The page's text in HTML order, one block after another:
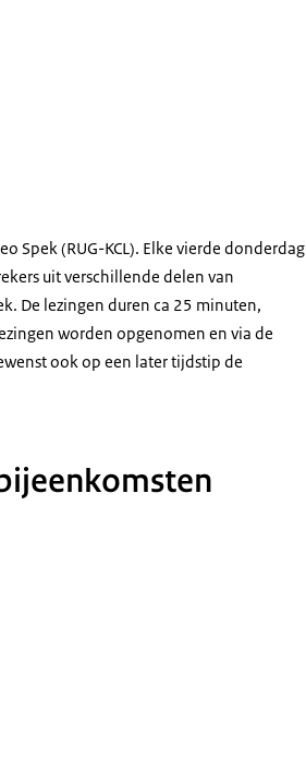
Spek (RUG-KCL). Elke vierde donderdag
uit verschillende delen van
De lezingen duren ca 25 minuten,
worden opgenomen en via de
ook op een later tijdstip de